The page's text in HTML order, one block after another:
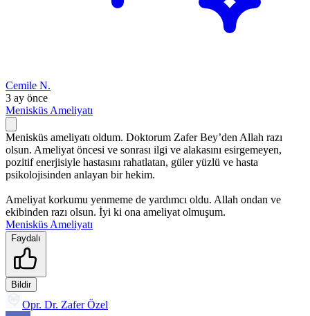
Cemile N.
3 ay önce
Menisküs Ameliyatı
Menisküs ameliyatı oldum. Doktorum Zafer Bey’den Allah razı
olsun. Ameliyat öncesi ve sonrası ilgi ve alakasını esirgemeyen,
pozitif enerjisiyle hastasını rahatlatan, güler yüzlü ve hasta
psikolojisinden anlayan bir hekim.
Ameliyat korkumu yenmeme de yardımcı oldu. Allah ondan ve
ekibinden razı olsun. İyi ki ona ameliyat olmuşum.
Menisküs Ameliyatı
Faydalı
Bildir
Opr. Dr. Zafer Özel